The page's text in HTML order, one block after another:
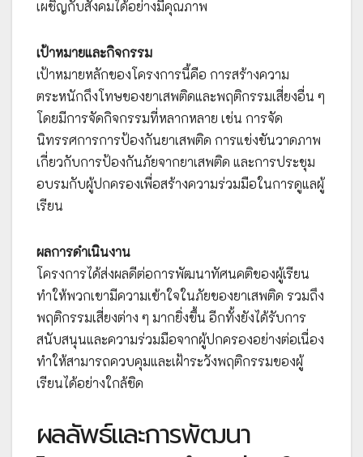
เผชิญกับสังคมได้อย่างมีคุณภาพ
เป้าหมายและกิจกรรม
เป้าหมายหลักของโครงการนี้คือ การสร้างความ
ตระหนักถึงโทษของยาเสพติดและพฤติกรรมเสี่ยงอื่น ๆ
โดยมีการจัดกิจกรรมที่หลากหลาย เช่น การจัด
นิทรรศการการป้องกันยาเสพติด การแข่งขันวาดภาพ
เกี่ยวกับการป้องกันภัยจากยาเสพติด และการประชุม
อบรมกับผู้ปกครองเพื่อสร้างความร่วมมือในการดูแลผู้
เรียน
ผลการดำเนินงาน
โครงการได้ส่งผลดีต่อการพัฒนาทัศนคติของผู้เรียน
ทำให้พวกเขามีความเข้าใจในภัยของยาเสพติด รวมถึง
พฤติกรรมเสี่ยงต่าง ๆ มากยิ่งขึ้น อีกทั้งยังได้รับการ
สนับสนุนและความร่วมมือจากผู้ปกครองอย่างต่อเนื่อง
ทำให้สามารถควบคุมและเฝ้าระวังพฤติกรรมของผู้
เรียนได้อย่างใกล้ชิด
ผลลัพธ์และการพัฒนา